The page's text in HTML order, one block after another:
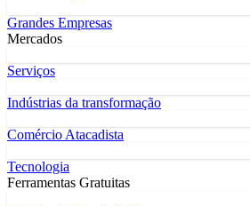
Grandes Empresas
Mercados
Serviços
Indústrias da transformação
Comércio Atacadista
Tecnologia
Ferramentas Gratuitas